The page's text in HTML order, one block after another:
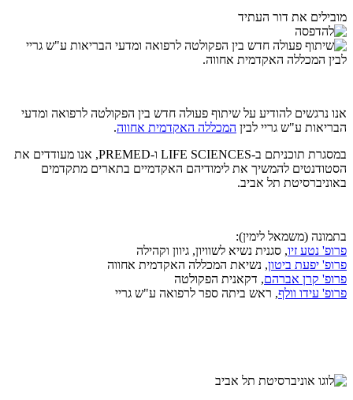
מובילים את דור העתיד
אנו נרגשים להודיע על שיתוף פעולה חדש בין הפקולטה לרפואה ומדעי
הבריאות ע"ש גריי לבין המכללה האקדמית אחווה.
במסגרת תוכניתם ב-LIFE SCIENCES ו-PREMED, אנו מעודדים את
הסטודנטים להמשיך את לימודיהם האקדמיים בתארים מתקדמים
באוניברסיטת תל אביב.
בתמונה (משמאל לימין):
פרופ' נטע זיו, סגנית נשיא לשוויון, גיוון וקהילה
פרופ' יפעת ביטון, נשיאת המכללה האקדמית אחווה
פרופ' קרן אברהם, דקאנית הפקולטה
פרופ' עידו וולף, ראש ביתה ספר לרפואה ע"ש גריי